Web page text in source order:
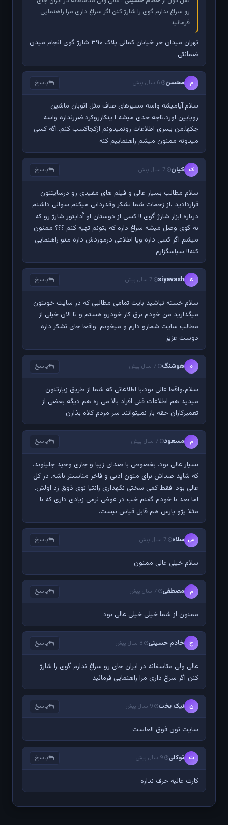
رو سراغ ندارم گوی را شارژ کنن اگر سراغ داری مرا راهنمایی
فرمائید
تهران میدان حر خیابان کمالی پلاک ۳۹۰ شارژ گوی انجام میدن
ضمانتی
م محسن 6 سال پیش پاسخ
سلام.آیامیشه واسه مسیرهای صاف مثل اتوبان ماشین
روپایین اورد.تاچه حدی میشه ا ینکارروکرد.ضررنداره واسه
جکها.من یسری اطلاعات رونمیدونم ازکجاکسب کنم..اگه کسی
میدونه ممنون میشم راهئماییم کنه
ک کیان 7 سال پیش پاسخ
سلام مطالب بسیار عالی و فیلم های مفیدی رو درسایتتون
قراردادید ،از زحمات شما تشکر وقدردانی میکنم سوالی داشتم
درباره ابزار شارژ گوی !! کسی از دوستان او آداپتور شارژ رو که
به گوی وصل میشه سراغ داره که بتونم تهیه کنم ؟؟؟ ممنون
میشم اگر کسی داره ویا اطلاعی درموردش داره منو راهنمایی
کنه!! سپاسگزارم
s
siyavash 7 سال پیش پاسخ
سلام خسته نباشید بایت تمامی مطالبی که در سایت خوبتون
میگذارید من خودم برق کار خودرو هستم و تا الان خیلی از
مطالب سایت شمارو دارم و میخونم .واقعا جای تشکر داره
دوست عزیز
ه هوشنگ 7 سال پیش پاسخ
سلام،واقعا عالی بود،با اطلاعاتی که شما از طریق زیارتتون
میدید هم اطلاعات فنی افراد بالا می ره هم دیگه بعضی از
تعمیرکاران حقه باز نمیتوانند سر مردم کلاه بذارن
م مسعود 7 سال پیش پاسخ
بسیار عالی بود. بخصوص با صدای زیبا و جاری وحید جلیلوند.
که شاید صداش برای متون ادبی و فاخر مناسبتر باشه. در کل
عالی بود. فقط کمی سختی نگهداری زانتیا توی ذوق زد اولش.
اما بعد با خودم گفتم خب در عوض نرمی زیادی داری که با
مثلا پژو پارس هم قابل قیاس نیست.
س سلا۰ 7 سال پیش پاسخ
سلام خیلی عالی ممنون
م مصطفی 7 سال پیش پاسخ
ممنون از شما خیلی خیلی عالی بود
خ خادم حسینی 8 سال پیش پاسخ
عالی ولی متاسفانه در ایران جای رو سراغ ندارم گوی را شارژ
کنن اگر سراغ داری مرا راهنمایی فرمائید
ن نیک بخت 9 سال پیش پاسخ
سایت تون فوق العاست
ت توکلی 9 سال پیش پاسخ
کارت عالیه حرف نداره